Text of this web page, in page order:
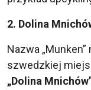
2. Dolina
Nazwa
szwedzkiej
„Dolina